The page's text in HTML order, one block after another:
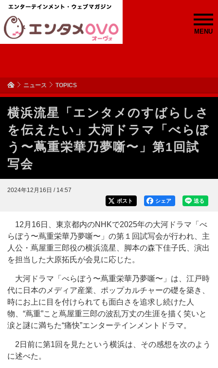
MENU
ニュース TOPICS
横浜流星「エンタメのすばらしさ
を伝えたい」大河ドラマ「べらぼ
う〜蔦重栄華乃夢噺〜」第1回試
写会
2024年12月16日 / 14:57
送る
シェア
ポスト
12月16日、東京都内のNHKで2025年の大河ドラマ「べ
らぼう〜蔦重栄華乃夢噺〜」の第１回試写会が行われ、主
人公・蔦屋重三郎役の横浜流星、脚本の森下佳子氏、演出
を担当した大原拓氏が会見に応じた。
大河ドラマ「べらぼう〜蔦重栄華乃夢噺〜」は、江戸時
代に日本のメディア産業、ポップカルチャーの礎を築き、
時にお上に目を付けられても面白さを追求し続けた人
物、“蔦重”こと蔦屋重三郎の波乱万丈の生涯を描く笑いと
涙と謎に満ちた“痛快”エンターテインメントドラマ。
2日前に第1回を見たという横浜は、その感想を次のよう
に述べた。